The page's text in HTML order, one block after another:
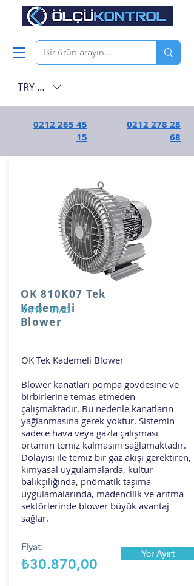
TRY (₺)
0212 265 45
15
0212 278 28
68
OK 810K07 Tek
Kademeli
Blower
01/19 - 01/23
OK Tek Kademeli Blower
Blower kanatları pompa gövdesine ve
birbirlerine temas etmeden
çalışmaktadır. Bu nedenle kanatların
yağlanmasına gerek yoktur. Sistemin
sadece hava veya gazla çalışması
ortamın temiz kalmasını sağlamaktadır.
Dolayısı ile temiz bir gaz akışı gerektiren,
kimyasal uygulamalarda, kültür
balıkçılığında, pnömatik taşıma
uygulamalarında, madencilik ve arıtma
sektörlerinde blower büyük avantaj
sağlar.
Fiyat:
₺30.870,00
Yer Ayırt